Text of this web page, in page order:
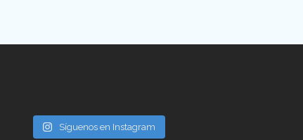
Síguenos en Instagram